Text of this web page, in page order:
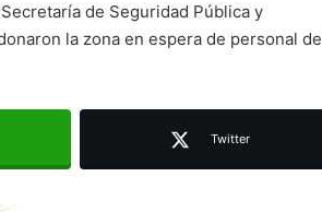
de Seguridad Pública y
la zona en espera de personal de
Twitter
movilidad estatal
destaca coordinación con
Gobierno del Estado
Luis Mejía inicia diagnóstico en